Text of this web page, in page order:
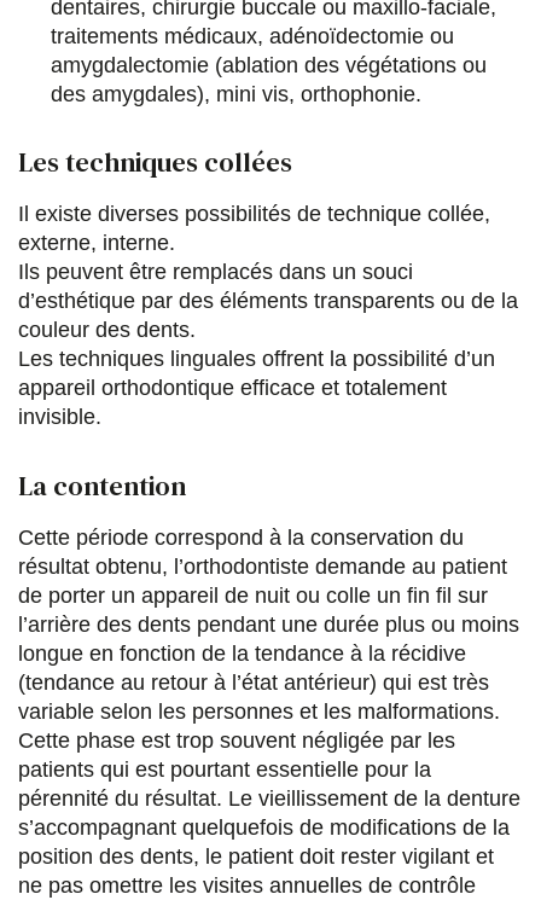
dentaires, chirurgie buccale ou maxillo-faciale,
traitements médicaux, adénoïdectomie ou
amygdalectomie (ablation des végétations ou
des amygdales), mini vis, orthophonie.
Les techniques collées
Il existe diverses possibilités de technique collée,
externe, interne.
Ils peuvent être remplacés dans un souci
d’esthétique par des éléments transparents ou de la
couleur des dents.
Les techniques linguales offrent la possibilité d’un
appareil orthodontique efficace et totalement
invisible.
La contention
Cette période correspond à la conservation du
résultat obtenu, l’orthodontiste demande au patient
de porter un appareil de nuit ou colle un fin fil sur
l’arrière des dents pendant une durée plus ou moins
longue en fonction de la tendance à la récidive
(tendance au retour à l’état antérieur) qui est très
variable selon les personnes et les malformations.
Cette phase est trop souvent négligée par les
patients qui est pourtant essentielle pour la
pérennité du résultat. Le vieillissement de la denture
s’accompagnant quelquefois de modifications de la
position des dents, le patient doit rester vigilant et
ne pas omettre les visites annuelles de contrôle